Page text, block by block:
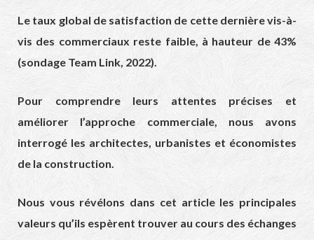
Le taux global de satisfaction de cette dernière vis-à-
vis des commerciaux reste faible, à hauteur de 43%
(sondage Team Link, 2022).
Pour comprendre leurs attentes précises et
améliorer l’approche commerciale, nous avons
interrogé les architectes, urbanistes et économistes
de la construction.
Nous vous révélons dans cet article les principales
valeurs qu’ils espèrent trouver au cours des échanges